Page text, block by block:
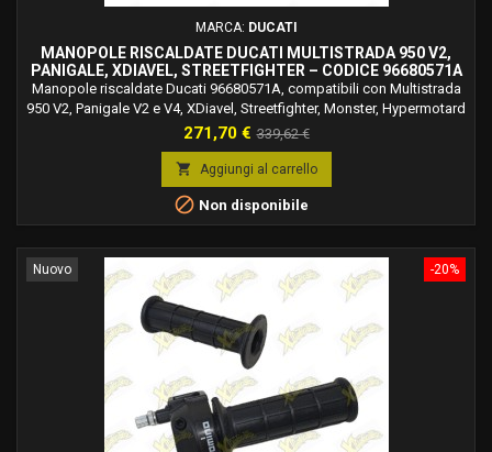
MARCA: DUCATI
MANOPOLE RISCALDATE DUCATI MULTISTRADA 950 V2,
PANIGALE, XDIAVEL, STREETFIGHTER – CODICE 96680571A
Manopole riscaldate Ducati 96680571A, compatibili con Multistrada
950 V2, Panigale V2 e V4, XDiavel, Streetfighter, Monster, Hypermotard
e altri modelli Ducati.
Prezzo
271,70 € Prezzo
base
339,62 €
 Aggiungi al carrello
 Non disponibile
-20%
Nuovo